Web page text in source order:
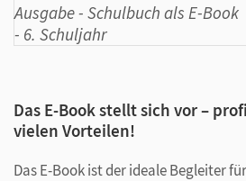
Das E-Book stellt sich vor –
vielen Vorteilen!
Das E-Book ist der ideale Begleiter